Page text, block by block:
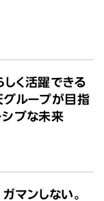
く活躍できる
グループが目指
シブな未来
マンしない。